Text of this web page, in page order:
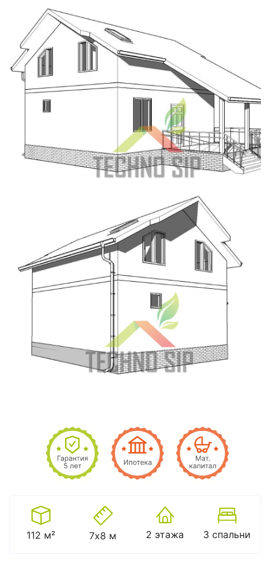
112 м² 7х8 м 2 этажа 3 спальни